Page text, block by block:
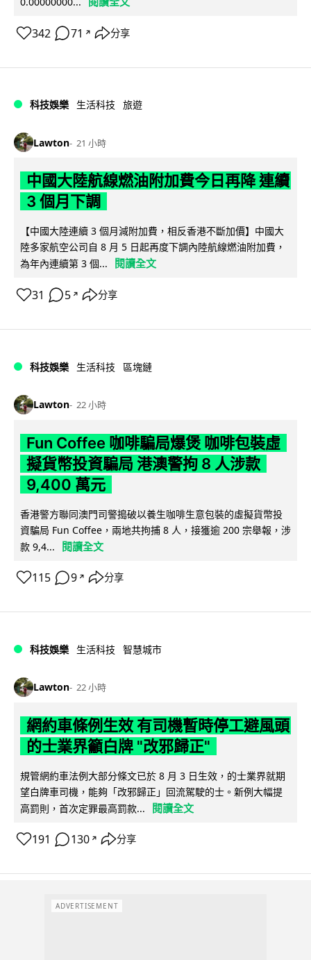
342 71 ↗ 分享
科技娛樂 生活科技 旅遊
Lawton 21 小時
中國大陸航線燃油附加費今日再降 連續
3 個月下調
【中國大陸連續 3 個月減附加費，相反香港不斷加價】中國大
陸多家航空公司自 8 月 5 日起再度下調內陸航線燃油附加費，
為年內連續第 3 個...
閱讀全文
31 5 ↗ 分享
科技娛樂 生活科技 區塊鏈
Lawton 22 小時
Fun Coffee 咖啡騙局爆煲 咖啡包裝虛
擬貨幣投資騙局 港澳警拘 8 人涉款
9,400 萬元
香港警方聯同澳門司警搗破以養生咖啡生意包裝的虛擬貨幣投
資騙局 Fun Coffee，兩地共拘捕 8 人，接獲逾 200 宗舉報，涉
款 9,4...
閱讀全文
115 9 ↗ 分享
科技娛樂 生活科技 智慧城市
Lawton 22 小時
網約車條例生效 有司機暫時停工避風頭
的士業界籲白牌 "改邪歸正"
規管網約車法例大部分條文已於 8 月 3 日生效，的士業界就期
望白牌車司機，能夠「改邪歸正」回流駕駛的士。新例大幅提
高罰則，首次定罪最高罰款...
閱讀全文
191 130 ↗ 分享
ADVERTISEMENT